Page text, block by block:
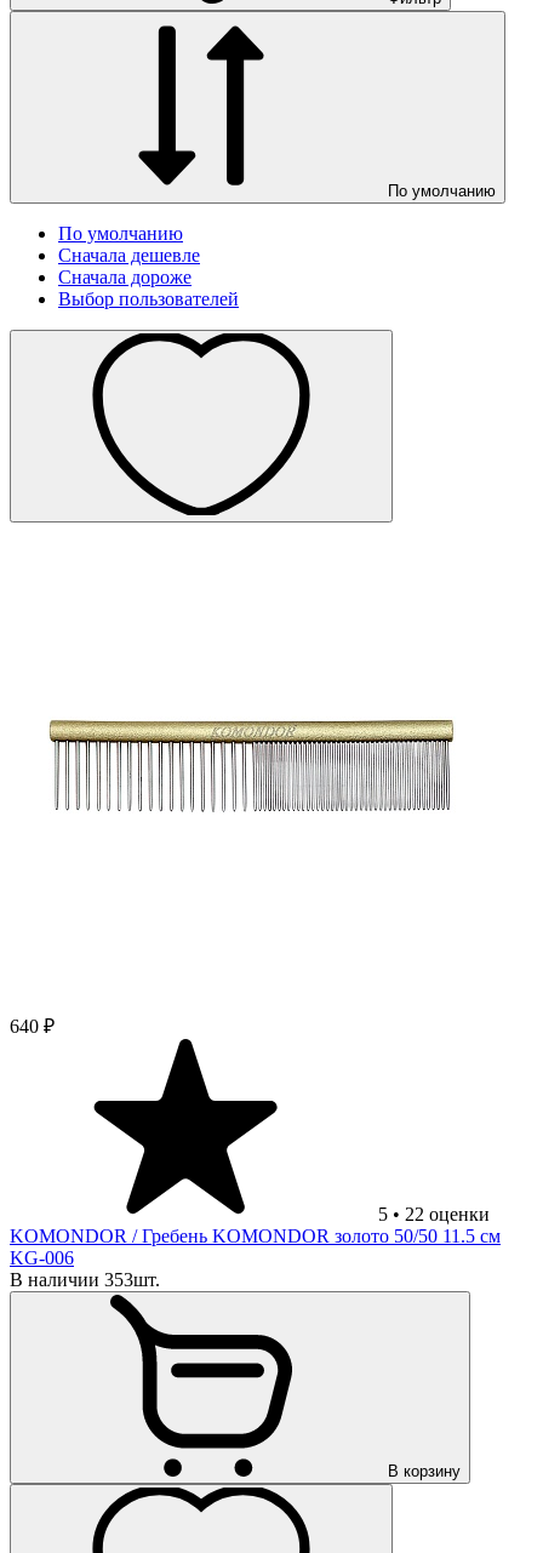
По умолчанию
По умолчанию
Сначала дешевле
Сначала дороже
Выбор пользователей
640 ₽
5 • 22 оценки
KOMONDOR / Гребень KOMONDOR золото 50/50 11.5 см
KG-006
В наличии 353шт.
В корзину